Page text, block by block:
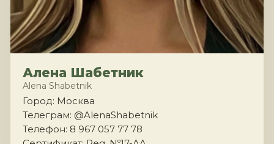
Алена Шабетник
Alena Shabetnik
Город: Москва
Телеграм: @AlenaShabetnik
Телефон: 8 967 057 77 78